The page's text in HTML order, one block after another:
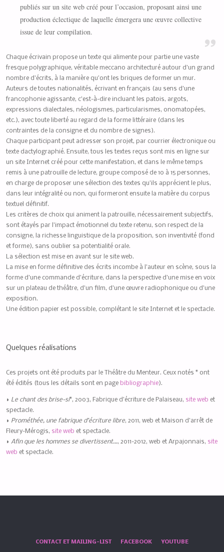
publiés sur un site web créé pour l’occasion, proposant ainsi une
production éclectique de laquelle émergera une œuvre collective
issue de leur compilation.
Chaque écrivain propose un texte qui alimente pour partie une vaste
fresque polygraphique, véritable meccano architecturé autour d’un grand
nombre d’écrits, à la manière qu’ont les briques de former un mur.
Auteurs de toutes nationalités, écrivant en français (au sens d’une
francophonie agissante, c’est-à-dire incluant les patois, argots,
expressions dialectales, néologismes, particularismes, onomatopées,
etc.), avec toute liberté au regard de la forme littéraire (dans les
contraintes de la consigne et du nombre de signes).
Chaque participant peut adresser son projet, par courrier électronique ou
texte dactylographié. Ensuite, tous les textes reçus sont mis en ligne sur
un site Internet créé pour cette manifestation, et dans le même temps
remis à une patrouille de lecture, groupe composé de 10 à 15 personnes,
en charge de proposer une sélection des textes qu’ils apprécient le plus,
dans leur intégralité ou non, qui formeront ensuite la matière du corpus
textuel définitif.
Les critères de choix qui animent la patrouille, nécessairement subjectifs,
sont étayés par l’impact émotionnel du texte retenu, son respect de la
consigne, la richesse linguistique de la proposition, son inventivité (fond
et forme), sans oublier sa potentialité orale.
La sélection est mise en avant sur le site web.
La mise en forme définitive des écrits incombe à l’auteur en scène, sous la
forme d’une commande d’écriture, dans la perspective d’une mise en voix
sur un plateau de théâtre, d’un film, d’une œuvre radiophonique ou d’une
exposition.
Une édition papier est possible, complétant le site Internet et le spectacle.
Quelques réalisations
Ces projets ont été produits par le Théâtre du Menteur. Ceux notés * ont
été édités (tous les détails sont en page bibliographie).
◗ Le chant des brise-si*, 2003, Fabrique d’écriture de Palaiseau, site web et
spectacle.
◗ Prométhée, une fabrique d’écriture libre, 2011, web et Maison d’arrêt de
Fleury-Mérogis, site web et spectacle.
◗ Afin que les hommes se divertissent…, 2011-2012, web et Arpajonnais, site
web et spectacle.
CONTACT ET MAILING-LIST FACEBOOK YOUTUBE